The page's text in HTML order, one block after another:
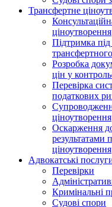
Трансфертне
ціноутворення
Підтримка під
Розробка
цін у
Перевірка
податкових
ціноутворення
Оскарження
результатами
ціноутворення
Адвокатські
Перевірки
Кримінальні
Судові спори